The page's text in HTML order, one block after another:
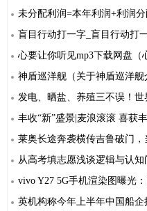
未分配利润=本年利润+利润
盲目行动打一字_盲目行动打
心要让你听见mp3下载网盘（
神盾巡洋舰（关于神盾巡洋舰
发电、晒盐、养殖三不误！世界
丰收“新”盛景|麦浪滚滚 喜获
莱奥长途奔袭横传吉鲁破门
从高考填志愿浅谈逻辑与认知
vivo Y27 5G手机渲染图曝光
英机构称今年上半年中国船